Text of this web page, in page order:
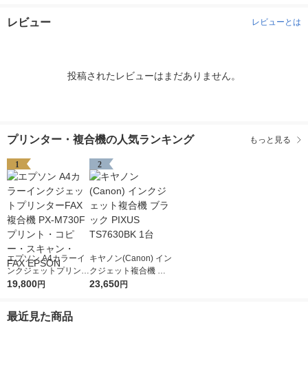
レビュー レビューとは
投稿されたレビューはまだありません。
プリンター・複合機の人気ランキング もっと見る
1
エプソン A4カラーイ
ンクジェットプリンタ
ーFAX複合機 PX-M73
PSON
19,800円
2
キヤノン(Canon) イン
クジェット複合機 ブ
ラック PIXUS TS763
23,650円
最近見た商品